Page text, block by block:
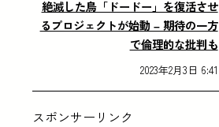
絶滅した鳥「ドードー」を復活させ
るプロジェクトが始動 – 期待の一方
で倫理的な批判も
2023年2月3日 6:41
スポンサーリンク